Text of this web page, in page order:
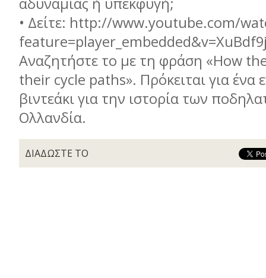
• Δείτε: http://www.youtube.com/
Αναζητήστε το με τη φράση «How
their cycle paths». Πρόκειται για ένα
βιντεάκι για την ιστορία των
Ολλανδία.
ΔΙΑΔΩΣΤΕ ΤΟ